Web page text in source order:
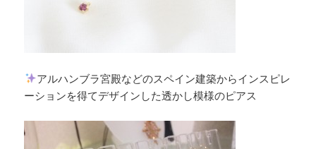
アルハンブラ宮殿などのスペイン建築からインスピレ
ーションを得てデザインした透かし模様のピアス